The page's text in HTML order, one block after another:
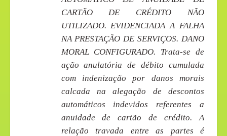
CARTÃO DE CRÉDITO NÃO
UTILIZADO. EVIDENCIADA A FALHA
NA PRESTAÇÃO DE SERVIÇOS. DANO
MORAL CONFIGURADO. Trata-se de
ação anulatória de débito cumulada
com indenização por danos morais
calcada na alegação de descontos
automáticos indevidos referentes a
anuidade de cartão de crédito. A
relação travada entre as partes é